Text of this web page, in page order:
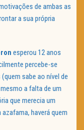
de ambas as
a sua própria
esperou 12 anos
percebe-se
sabe ao nível de
a falta de um
que merecia um
haverá quem